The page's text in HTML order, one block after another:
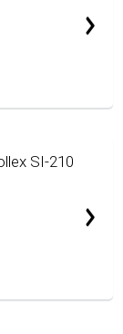
SI-210